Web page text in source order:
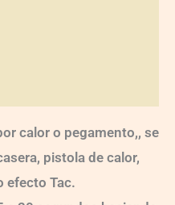
calor o pegamento,, se
pistola de calor,
efecto Tac.